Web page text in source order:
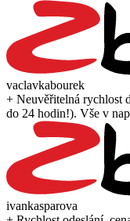
vaclavkabourek
+ Neuvěřitelná rychlost
do 24 hodin!). Vše v
ivankasparova